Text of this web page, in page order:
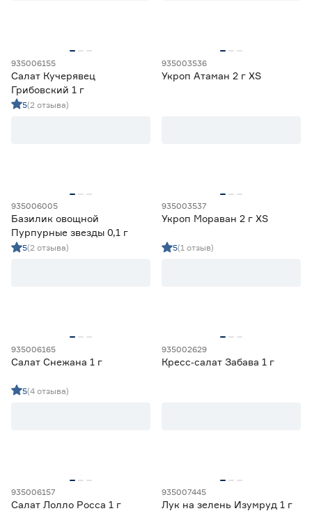
Darit
Агроуспех
Гавриш
Ещё 8
Страна производства
Шиловидная
935006155
Салат Кучерявец
Грибовский 1 г
5(2 отзыва)
935003536
Укроп Атаман 2 г XS
935006005
Базилик овощной
Пурпурные звезды 0,1 г
5(2 отзыва)
935003537
Укроп Мораван 2 г XS
5(1 отзыв)
935006165
Салат Снежана 1 г
5(4 отзыва)
935002629
Кресс‑салат Забава 1 г
935006157
Салат Лолло Росса 1 г
935007445
Лук на зелень Изумруд 1 г